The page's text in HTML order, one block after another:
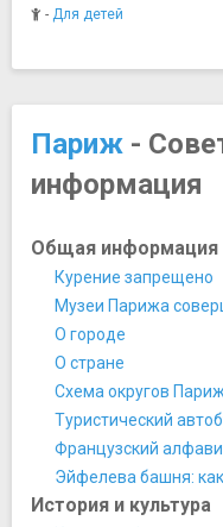
Площадь Бастилии
Мост Архиепархии
Дом-музей Оноре де
Лувр
Музей Мармоттан-
Музей на
Музей Оранжери
Музей Орсе
Музей парфюмерии
Музей Пикассо
Музей Родена
Музей Сальвадора
Музей современного
Музей Средневековья
- Для детей
Париж -
информация
Общая информация
Курение запрещено
Музеи Парижа
О городе
О стране
Схема округов
Туристический
Французский
Эйфелева башня:
История и культура